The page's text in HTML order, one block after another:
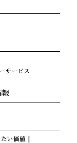
サービス
い価値